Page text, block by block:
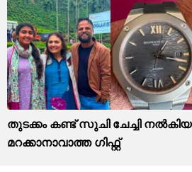
തുടക്കം കണ്ട് സുചി ചേച്ചി നൽകിയ
മറക്കാനാവാത്ത ​ഗിഫ്റ്റ്